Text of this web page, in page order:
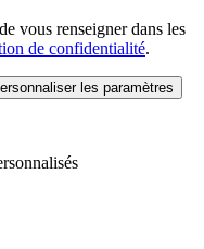
vous renseigner dans les
de confidentialité.
les paramètres